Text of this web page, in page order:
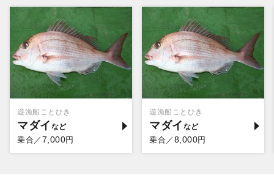
遊漁船ことひき
マダイ
乗合／ 7,000円
遊漁船ことひき
マダイ
乗合／ 8,000円